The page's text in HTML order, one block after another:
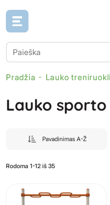
Pradžia Lauko
Lauko
Pavadinimas A-Ž
Rodoma 1-12 iš 35